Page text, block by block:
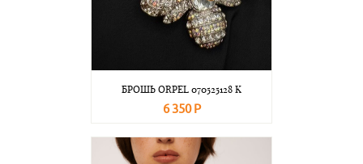
БРОШЬ ORPEL 070525128 K
6 350 Р